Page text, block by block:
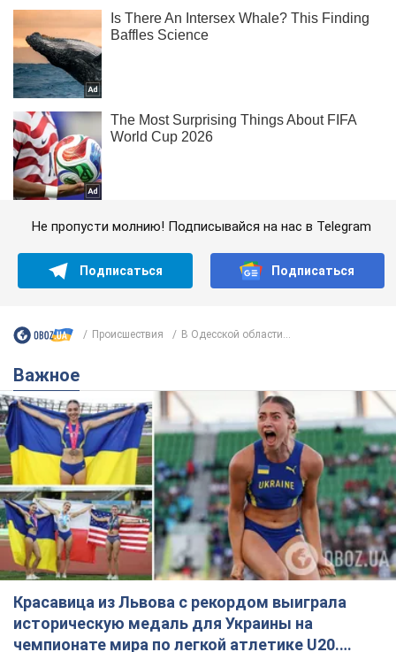
Не пропусти молнию! Подписывайся на нас в Telegram
Подписаться Подписаться
Происшествия В Одесской области...
Важное
Красавица из Львова с рекордом выиграла
историческую медаль для Украины на
чемпионате мира по легкой атлетике U20.